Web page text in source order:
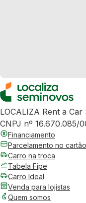
LOCALIZA Rent a Car
CNPJ nº 16.670.085/
Financiamento
Parcelamento no cartão
Carro na troca
Tabela Fipe
Carro Ideal
Venda para lojistas
Quem somos